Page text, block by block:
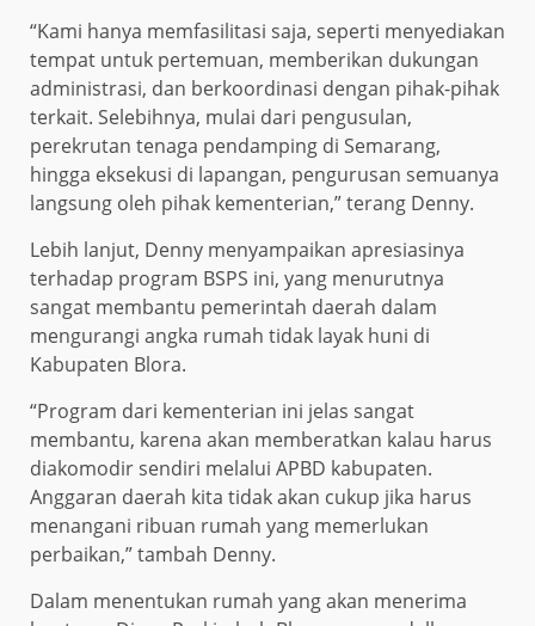
“Kami hanya memfasilitasi saja, seperti menyediakan
tempat untuk pertemuan, memberikan dukungan
administrasi, dan berkoordinasi dengan pihak-pihak
terkait. Selebihnya, mulai dari pengusulan,
perekrutan tenaga pendamping di Semarang,
hingga eksekusi di lapangan, pengurusan semuanya
langsung oleh pihak kementerian,” terang Denny.
Lebih lanjut, Denny menyampaikan apresiasinya
terhadap program BSPS ini, yang menurutnya
sangat membantu pemerintah daerah dalam
mengurangi angka rumah tidak layak huni di
Kabupaten Blora.
“Program dari kementerian ini jelas sangat
membantu, karena akan memberatkan kalau harus
diakomodir sendiri melalui APBD kabupaten.
Anggaran daerah kita tidak akan cukup jika harus
menangani ribuan rumah yang memerlukan
perbaikan,” tambah Denny.
Dalam menentukan rumah yang akan menerima